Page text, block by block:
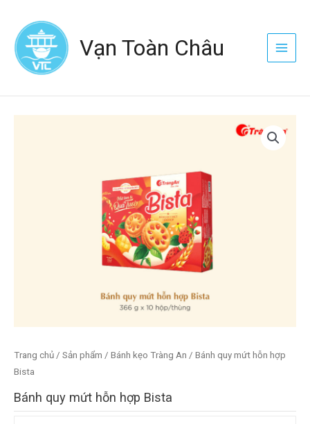
dung
Vạn Toàn Châu
Menu
Trang chủ / Sản phẩm / Bánh kẹo Tràng An / Bánh quy mứt hỗn hợp
Bista
Bánh quy mứt hỗn hợp Bista